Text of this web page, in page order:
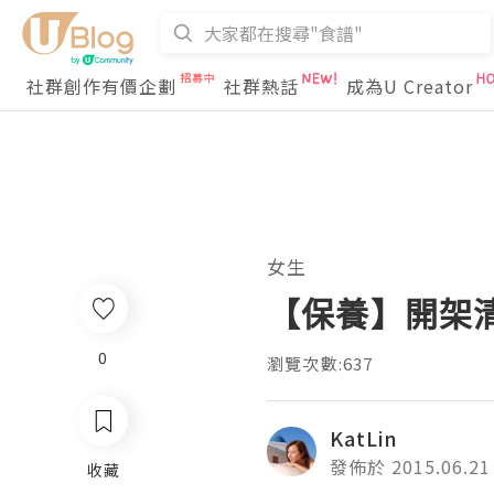
社群創作有價企劃 社群熱話 成為U Creator
0
收藏
女生
【保養】開
瀏覽次數:637
KatLin
發佈於 2015.06.21